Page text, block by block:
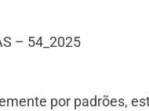
– 54_2025
por padrões,